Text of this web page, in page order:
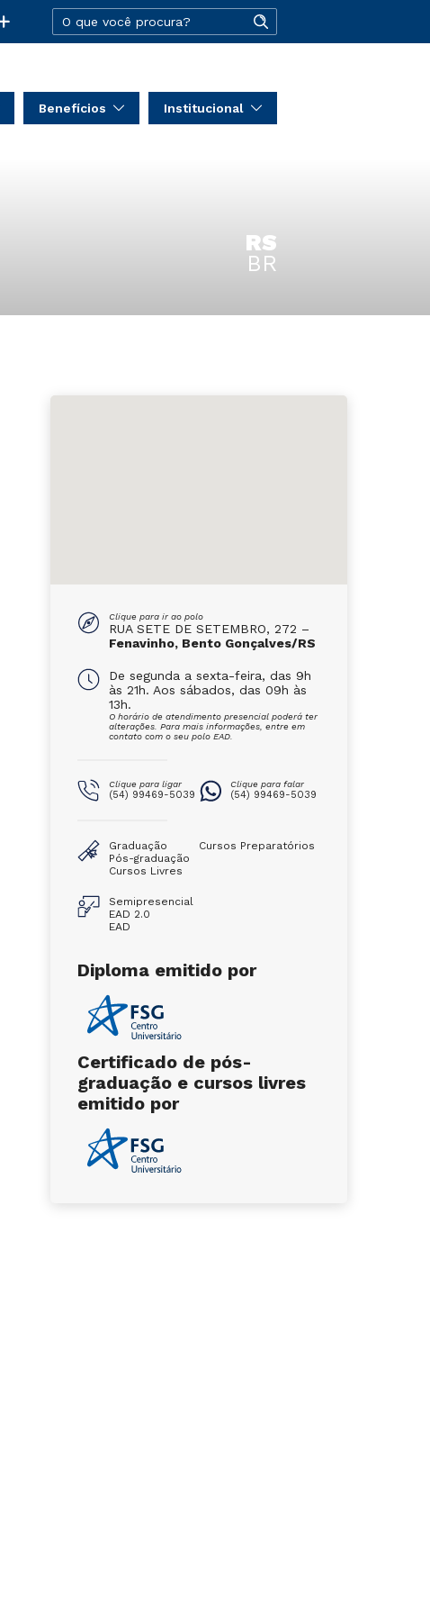
Benefícios Institucional
RS
BR
Clique para ir ao polo
RUA SETE DE SETEMBRO, 272 –
Fenavinho, Bento Gonçalves/RS
De segunda a sexta-feira, das 9h
às 21h. Aos sábados, das 09h às
13h.
O horário de atendimento presencial poderá ter
alterações. Para mais informações, entre em
contato com o seu polo EAD.
Clique para ligar
(54) 99469-5039
Clique para falar
(54) 99469-5039
Graduação
Pós-graduação
Cursos Livres
Cursos Preparatórios
Semipresencial
EAD 2.0
EAD
Diploma emitido por
Certificado de pós-
graduação e cursos livres
emitido por